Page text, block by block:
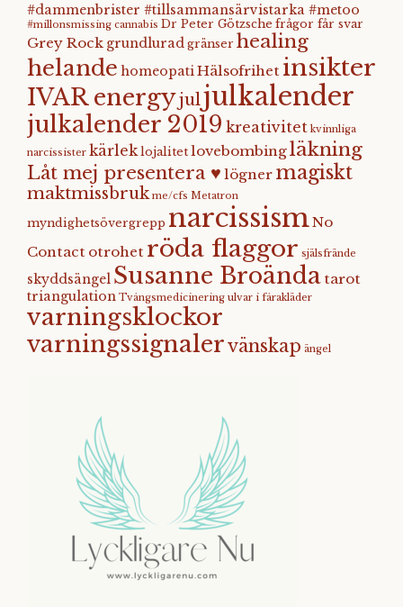
#dammenbrister #tillsammansärvistarka #metoo
#millonsmissing cannabis Dr Peter Götzsche frågor får svar
Grey Rock grundlurad gränser healing
helande homeopatiHälsofrihet insikter
IVAR energyjuljulkalender
julkalender 2019 kreativitet kvinnliga
narcissister kärlek lojalitet lovebombingläkning
Låt mej presentera ♥ lögner magiskt
maktmissbruk me/cfs Metatron
myndighetsövergrepp narcissismNo
Contact otrohet röda flaggor själsfrände
skyddsängel Susanne Broända tarot
triangulation Tvångsmedicinering ulvar i fårakläder
varningsklockor
varningssignalervänskap ängel